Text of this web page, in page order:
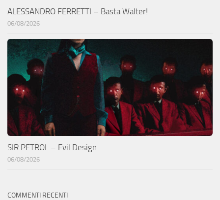
ALESSANDRO FERRETTI – Basta Walter!
06/08/2026
SIR PETROL – Evil Design
06/08/2026
COMMENTI RECENTI